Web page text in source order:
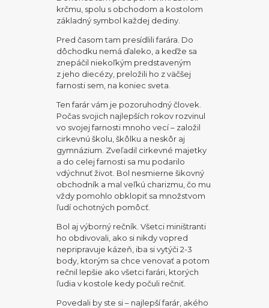
krčmu, spolu s obchodom a kostolom
základný symbol každej dediny.
Pred časom tam presídlili farára. Do
dôchodku nemá ďaleko, a keďže sa
znepáčil niekoľkým predstaveným
z jeho diecézy, preložili ho z väčšej
farnosti sem, na koniec sveta.
Ten farár vám je pozoruhodný človek.
Počas svojich najlepších rokov rozvinul
vo svojej farnosti mnoho vecí – založil
cirkevnú školu, škôlku a neskôr aj
gymnázium. Zveľadil cirkevné majetky
a do celej farnosti sa mu podarilo
vdýchnuť život. Bol nesmierne šikovný
obchodník a mal veľkú charizmu, čo mu
vždy pomohlo obklopiť sa množstvom
ľudí ochotných pomôcť.
Bol aj výborný rečník. Všetci miništranti
ho obdivovali, ako si nikdy vopred
nepripravuje kázeň, iba si vytýči 2-3
body, ktorým sa chce venovať a potom
rečnil lepšie ako všetci farári, ktorých
ľudia v kostole kedy počuli rečniť.
Povedali by ste si – najlepší farár, akého